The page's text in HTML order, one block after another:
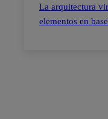
La arquitectura
elementos en